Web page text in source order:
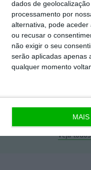
dados de
processamento por
alternativa, pode
ou recusar o
não exigir o seu
serão aplicadas apenas
qualquer momento
à opinião que
outro lado da
é uma forma de
A nossa
Veja